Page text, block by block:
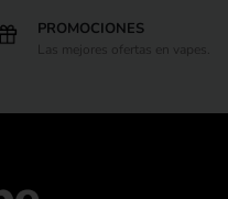
PROMOCIONES
Las mejores ofertas en vapes.